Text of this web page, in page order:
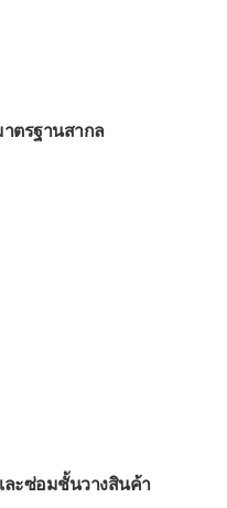
ตรฐานสากล
ะซ่อมชั้นวางสินค้า